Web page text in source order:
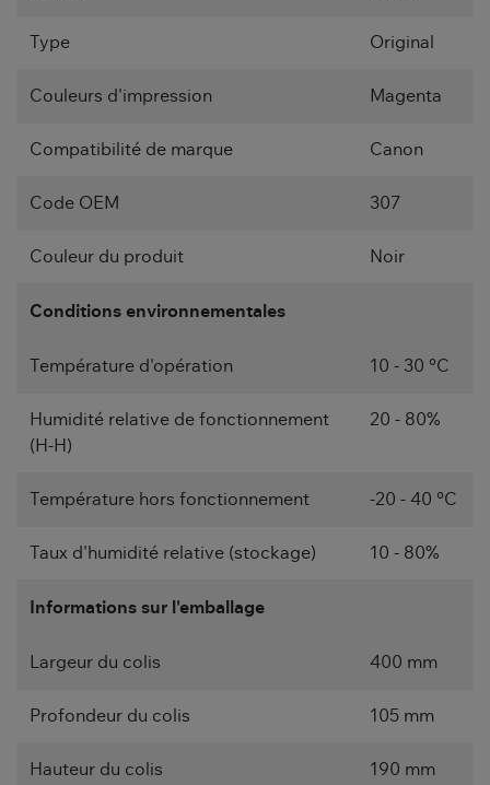
Type Original
Couleurs d'impression Magenta
Compatibilité de marque Canon
Code OEM 307
Couleur du produit Noir
Conditions environnementales
Température d'opération 10 - 30 °C
Humidité relative de fonctionnement
(H-H)
20 - 80%
Température hors fonctionnement -20 - 40 °C
Taux d'humidité relative (stockage) 10 - 80%
Informations sur l'emballage
Largeur du colis 400 mm
Profondeur du colis 105 mm
Hauteur du colis 190 mm